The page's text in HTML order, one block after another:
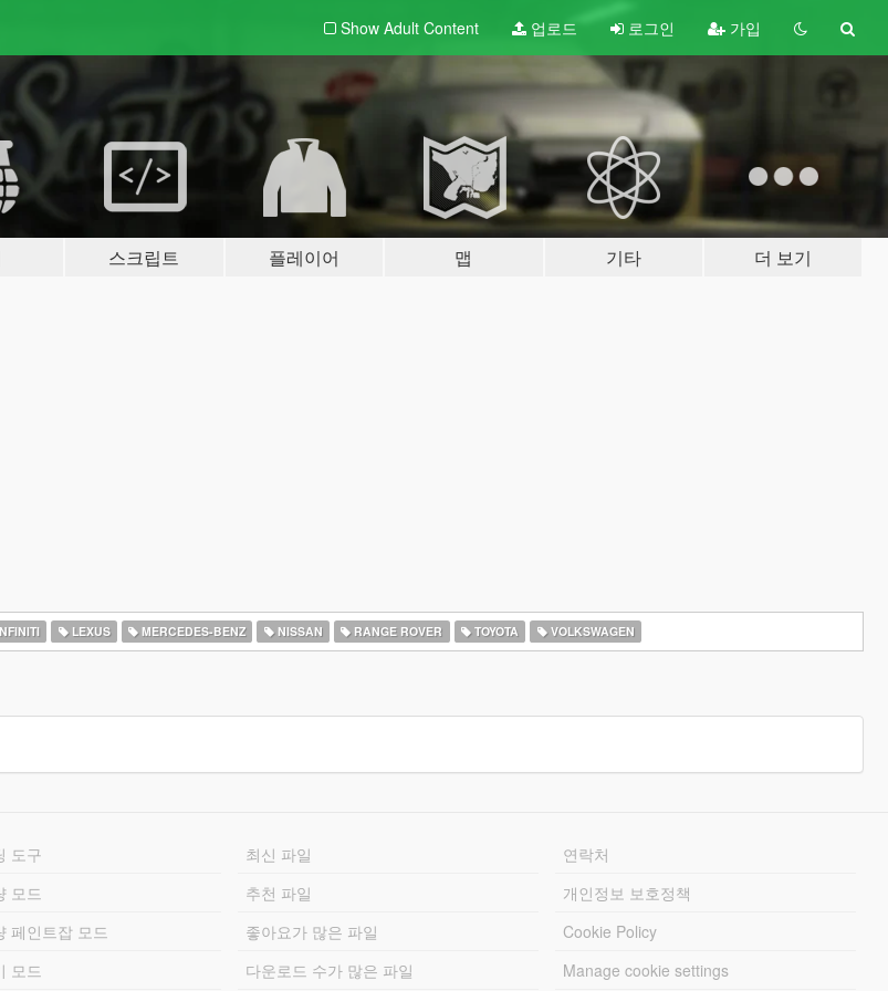
Show Adult Content 업로드 로그인 가입
스크립트 플레이어 맵 기타 더 보기
LEXUS MERCEDES-BENZ NISSAN RANGE ROVER TOYOTA VOLKSWAGEN
도구
모드
페인트잡 모드
모드
최신 파일
추천 파일
좋아요가 많은 파일
다운로드 수가 많은 파일
연락처
개인정보 보호정책
Cookie Policy
Manage cookie settings